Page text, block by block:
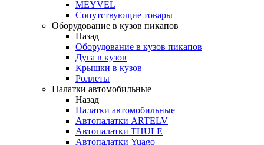
MEYVEL
Сопутствующие товары
Оборудование в кузов пикапов
Назад
Оборудование в кузов пикапов
Дуга в кузов
Крышки в кузов
Роллеты
Палатки автомобильные
Назад
Палатки автомобильные
Автопалатки ARTELV
Автопалатки THULE
Автопалатки Yuago